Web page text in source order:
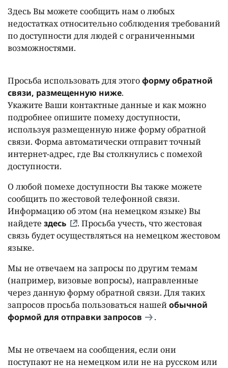
Здесь Вы можете сообщить нам о любых
недостатках относительно соблюдения требований
по доступности для людей с ограниченными
возможностями.
Просьба использовать для этогоформу обратной
связи, размещенную ниже.
Укажите Ваши контактные данные и как можно
подробнее опишите помеху доступности,
используя размещенную ниже форму обратной
связи. Форма автоматически отправит точный
интернет-адрес, где Вы столкнулись с помехой
доступности.
О любой помехе доступности Вы также можете
сообщить по жестовой телефонной связи.
Информацию об этом (на немецком языке) Вы
найдете здесь
. Просьба учесть, что жестовая
связь будет осуществляться на немецком жестовом
языке.
Мы не отвечаем на запросы по другим темам
(например, визовые вопросы), направленные
через данную форму обратной связи. Для таких
запросов просьба пользоваться нашейобычной
формой для отправки запросов
.
Мы не отвечаем на сообщения, если они
поступают не на немецком или не на русском или